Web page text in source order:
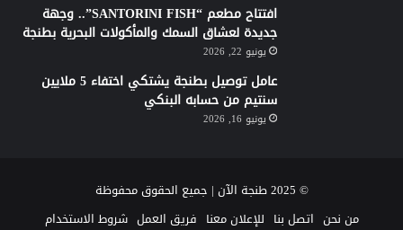
افتتاح مطعم “SANTORINI FISH”.. وجهة
جديدة لعشاق السمك والمأكولات البحرية بطنجة
يونيو 22, 2026
عامل توصيل بطنجة يشتكي اختفاء 5 ملايين
سنتيم من حسابه البنكي
يونيو 16, 2026
© 2025 طنجة الآن | جميع الحقوق محفوظة
من نحن اتصل بنا للإعلان معنا فريق العمل شروط الاستخدام